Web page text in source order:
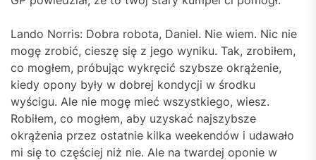
Lando Norris: Dobra robota, Daniel. Nie wiem. Nic nie
mogę zrobić, cieszę się z jego wyniku. Tak, zrobiłem,
co mogłem, próbując wykręcić szybsze okrążenie,
kiedy opony były w dobrej kondycji w środku
wyścigu. Ale nie mogę mieć wszystkiego, wiesz.
Robiłem, co mogłem, aby uzyskać najszybsze
okrążenia przez ostatnie kilka weekendów i udawało
mi się to częściej niż nie. Ale na twardej oponie w